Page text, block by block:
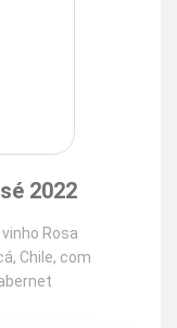
2022
Rosa
Chile, com